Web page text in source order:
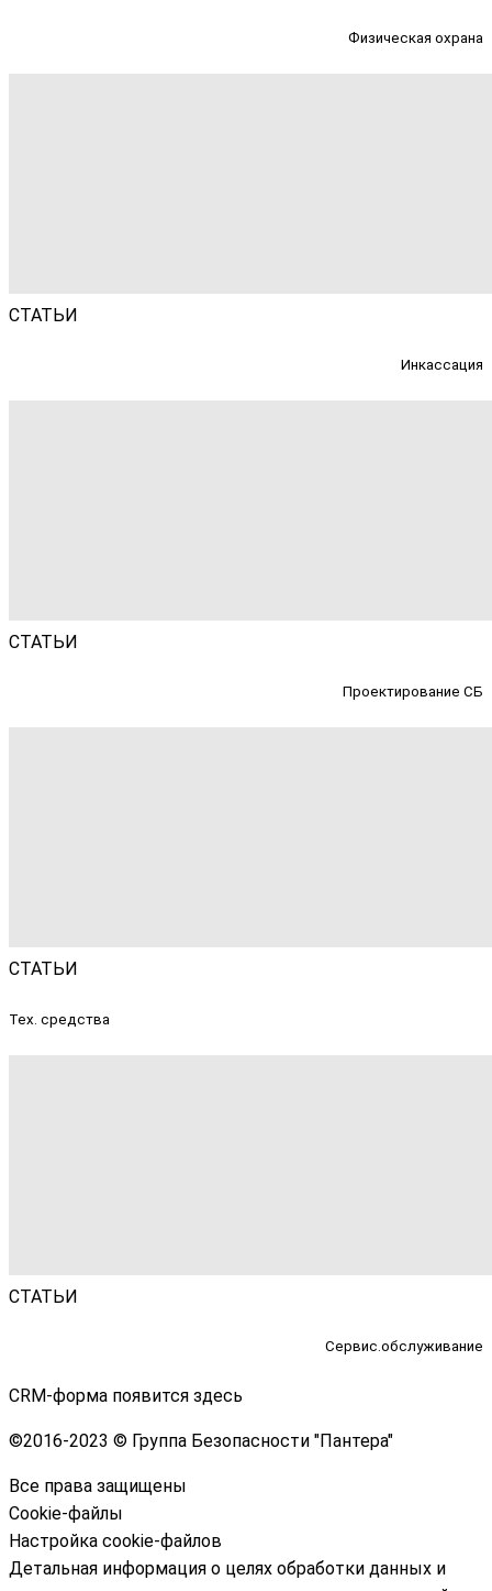
Физическая охрана
СТАТЬИ
Инкассация
СТАТЬИ
Проектирование СБ
СТАТЬИ
Тех. средства
СТАТЬИ
Сервис.обслуживание
CRM-форма появится здесь
©2016-2023 © Группа Безопасности "Пантера"
Все права защищены
Cookie-файлы
Настройка cookie-файлов
Детальная информация о целях обработки данных и